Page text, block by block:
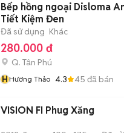
Bếp hồng ngoại Disloma
Tiết Kiệm Đen
Đã sử dụng Khác
280.000 đ
Q. Tân Phú
HHương Thảo 4.3 45 đã bán
VISION FI Phug Xăng